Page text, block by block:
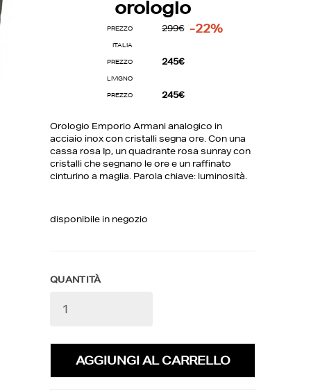
orologio
PREZZO
ITALIA
299€ -22%
PREZZO
LIVIGNO
245€
PREZZO 245€
Orologio Emporio Armani analogico in
acciaio inox con cristalli segna ore. Con una
cassa rosa Ip, un quadrante rosa sunray con
cristalli che segnano le ore e un raffinato
cinturino a maglia. Parola chiave: luminosità.
disponibile in negozio
QUANTITÀ
AGGIUNGI AL CARRELLO
La tua lista dei desideri